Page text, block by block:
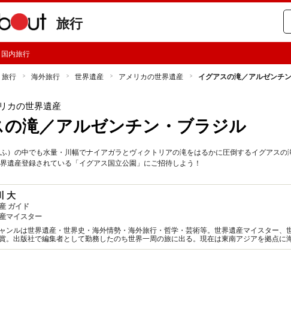
旅行
国内旅行
旅行 海外旅行 世界遺産 アメリカの世界遺産 イグアスの滝／アルゼンチ
カの世界遺産
の滝／アルゼンチン・ブラジル
）の中でも水量・川幅でナイアガラとヴィクトリアの滝をはるかに圧倒するイグアスの
遺産登録されている「イグアス国立公園」にご招待しよう！
大
ガイド
マイスター
ンルは世界遺産・世界史・海外情勢・海外旅行・哲学・芸術等。世界遺産マイスター、
。出版社で編集者として勤務したのち世界一周の旅に出る。現在は東南アジアを拠点に
者・ライターとして活動。訪問国数は約100、世界遺産は約250に及ぶ。